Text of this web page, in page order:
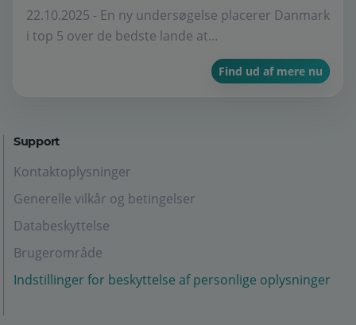
22.10.2025 - En ny undersøgelse placerer Danmark
i top 5 over de bedste lande at...
Find ud af mere nu
Support
Kontaktoplysninger
Generelle vilkår og betingelser
Databeskyttelse
Brugerområde
Indstillinger for beskyttelse af personlige oplysninger